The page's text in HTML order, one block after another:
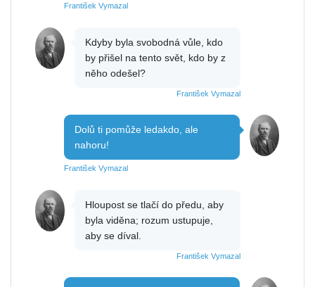
František Vymazal
Kdyby byla svobodná vůle, kdo
by přišel na tento svět, kdo by z
něho odešel?
František Vymazal
Dolů ti pomůže ledakdo, ale
nahoru!
František Vymazal
Hloupost se tlačí do předu, aby
byla viděna; rozum ustupuje,
aby se díval.
František Vymazal